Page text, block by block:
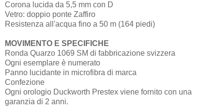
Corona lucida da 5,5 mm con D
Vetro: doppio ponte Zaffiro
Resistenza all'acqua fino a 50 m (164 piedi)
MOVIMENTO E SPECIFICHE
Ronda Quarzo 1069 SM di fabbricazione svizzera
Ogni esemplare è numerato
Panno lucidante in microfibra di marca
Confezione
Ogni orologio Duckworth Prestex viene fornito con una
garanzia di 2 anni.